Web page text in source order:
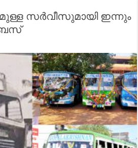
സർവീസുമായി ഇന്നും
ബസ്